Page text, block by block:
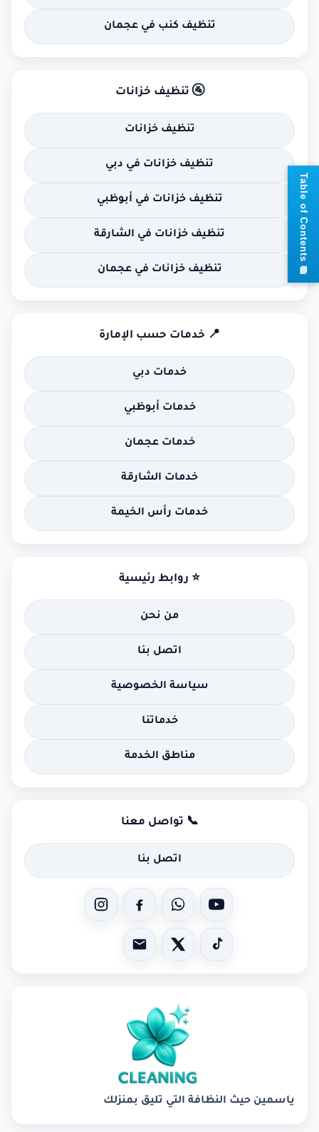
تنظيف كنب في عجمان
🚰 تنظيف خزانات
تنظيف خزانات
تنظيف خزانات في دبي
تنظيف خزانات في أبوظبي
تنظيف خزانات في الشارقة
تنظيف خزانات في عجمان
📍 خدمات حسب الإمارة
خدمات دبي
خدمات أبوظبي
خدمات عجمان
خدمات الشارقة
خدمات رأس الخيمة
⭐ روابط رئيسية
من نحن
اتصل بنا
سياسة الخصوصية
خدماتنا
مناطق الخدمة
📞 تواصل معنا
اتصل بنا
ياسمين حيث النظافة التي تليق بمنزلك
📘
T
a
b
l
e
o
f
C
o
n
t
e
n
t
s